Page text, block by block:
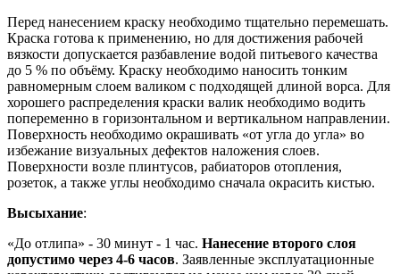
Перед нанесением краску необходимо тщательно перемешать.
Краска готова к применению, но для достижения рабочей
вязкости допускается разбавление водой питьевого качества
до 5 % по объёму. Краску необходимо наносить тонким
равномерным слоем валиком с подходящей длиной ворса. Для
хорошего распределения краски валик необходимо водить
попеременно в горизонтальном и вертикальном направлении.
Поверхность необходимо окрашивать «от угла до угла» во
избежание визуальных дефектов наложения слоев.
Поверхности возле плинтусов, рабиаторов отопления,
розеток, а также углы необходимо сначала окрасить кистью.
Высыхание:
«До отлипа» - 30 минут - 1 час. Нанесение второго слоя
допустимо через 4-6 часов. Заявленные эксплуатационные